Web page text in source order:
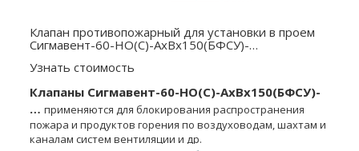
Клапан противопожарный для установки в проем
Сигмавент-60-НО(С)-АхВx150(БФСУ)-…
Узнать стоимость
Клапаны Сигмавент-60-НО(С)-АхВx150(БФСУ)-
…применяются для блокирования распространения
пожара и продуктов горения по воздуховодам, шахтам и
каналам систем вентиляции и др.